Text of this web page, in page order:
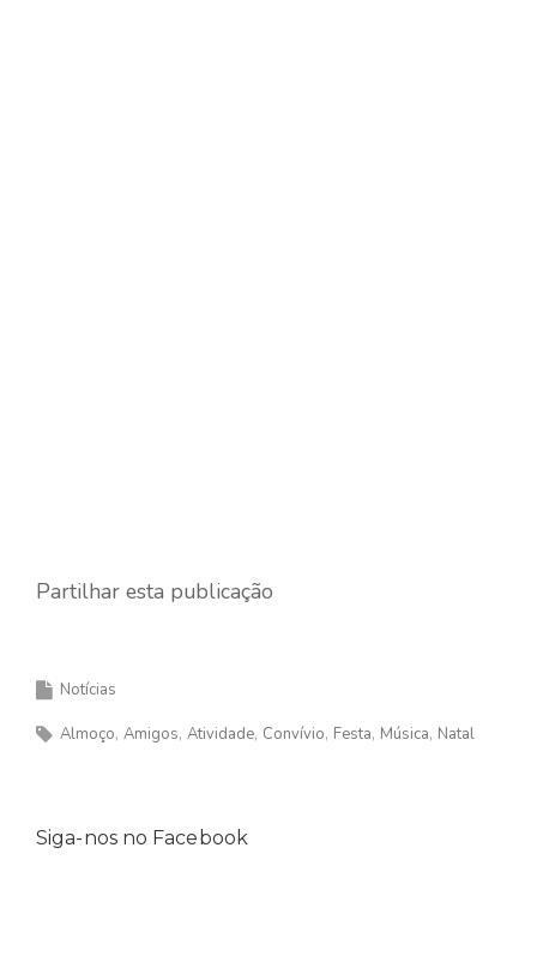
Partilhar esta publicação
Notícias
Almoço Amigos Atividade Convívio Festa Música Natal
Siga-nos no Facebook